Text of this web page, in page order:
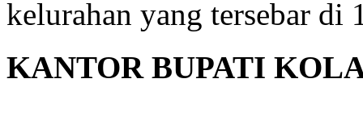
kelurahan yang tersebar di
KANTOR BUPATI